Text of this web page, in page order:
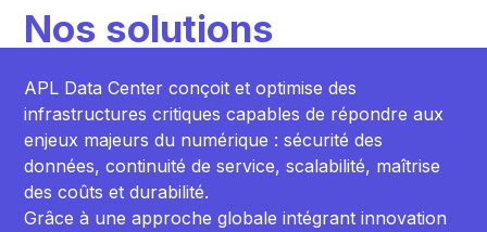
Nos solutions
APL Data Center conçoit et optimise des
infrastructures critiques capables de répondre aux
enjeux majeurs du numérique : sécurité des
données, continuité de service, scalabilité, maîtrise
des coûts et durabilité.
Grâce à une approche globale intégrant innovation